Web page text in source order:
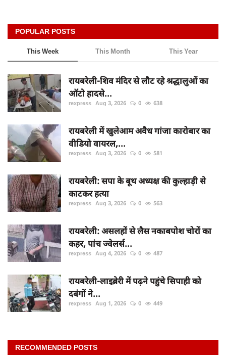
POPULAR POSTS
This Week This Month This Year
रायबरेली-शिव मंदिर से लौट रहे श्रद्धालुओं का
ऑटो हादसे...
rexpress Aug 3, 2026 0 638
रायबरेली में खुलेआम अवैध गांजा कारोबार का
वीडियो वायरल,...
rexpress Aug 3, 2026 0 581
रायबरेली: सपा के बूथ अध्यक्ष की कुल्हाड़ी से
काटकर हत्या
rexpress Aug 3, 2026 0 563
रायबरेली: असलहों से लैस नकाबपोश चोरों का
कहर, पांच ज्वेलर्स...
rexpress Aug 4, 2026 0 487
रायबरेली-लाइब्रेरी में पढ़ने पहुंचे सिपाही को
दबंगों ने...
rexpress Aug 1, 2026 0 449
RECOMMENDED POSTS